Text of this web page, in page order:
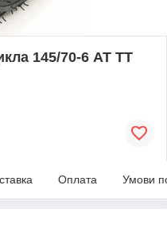
145/70-6 AT TT
Оплата Умови